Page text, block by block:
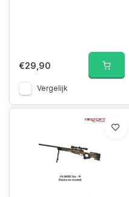
€29,90
Vergelijk